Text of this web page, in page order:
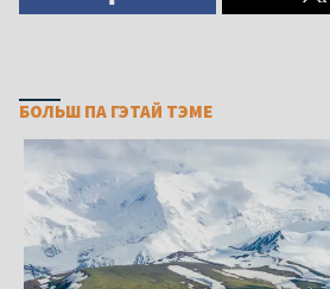
БОЛЬШ ПА ГЭТАЙ ТЭМЕ